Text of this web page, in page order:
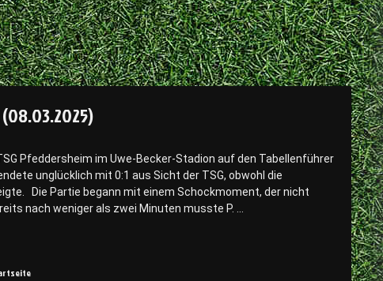
(08.03.2025)
Pfeddersheim im Uwe-Becker-Stadion auf den Tabellenführer
unglücklich mit 0:1 aus Sicht der TSG, obwohl die
Die Partie begann mit einem Schockmoment, der nicht
nach weniger als zwei Minuten musste P. …